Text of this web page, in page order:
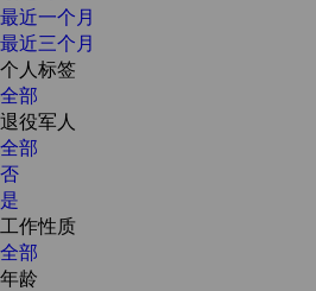
最近一个月
最近三个月
个人标签
全部
退役军人
全部
否
是
工作性质
全部
年龄